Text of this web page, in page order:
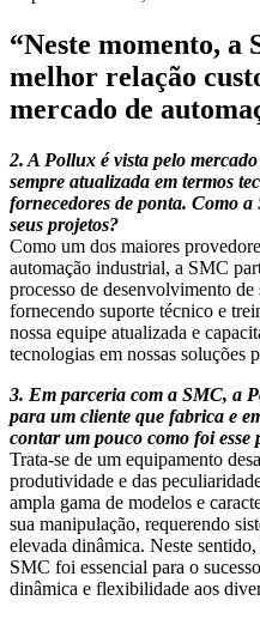
“Neste momento, a
melhor relação
mercado de
2. A Pollux é vista pelo
sempre atualizada em termos
fornecedores de ponta. Como
seus projetos?
Como um dos maiores
automação industrial, a SMC
processo de desenvolvimento
fornecendo suporte técnico e
nossa equipe atualizada e
tecnologias em nossas soluções
3. Em parceria com a SMC, a
para um cliente que fabrica e
contar um pouco como foi esse
Trata-se de um equipamento
produtividade e das
ampla gama de modelos e
sua manipulação, requerendo
elevada dinâmica. Neste
SMC foi essencial para o
dinâmica e flexibilidade aos